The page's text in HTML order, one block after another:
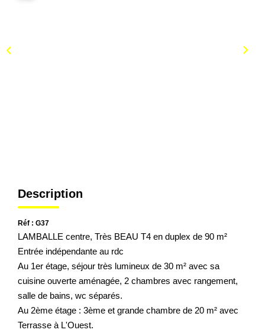
Description
Réf : G37
LAMBALLE centre, Très BEAU T4 en duplex de 90 m²
Entrée indépendante au rdc
Au 1er étage, séjour très lumineux de 30 m² avec sa
cuisine ouverte aménagée, 2 chambres avec rangement,
salle de bains, wc séparés.
Au 2ème étage : 3ème et grande chambre de 20 m² avec
Terrasse à L'Ouest.